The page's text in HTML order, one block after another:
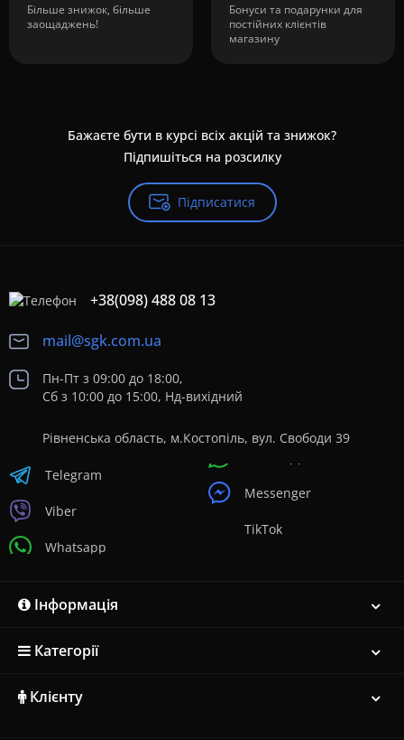
Більше знижок, більше
заощаджень!
Бонуси та подарунки для
постійних клієнтів
магазину
Бажаєте бути в курсі всіх акцій та знижок?
Підпишіться на розсилку
Підписатися
+38(098) 488 08 13
mail@sgk.com.ua
Пн-Пт з 09:00 до 18:00,
Сб з 10:00 до 15:00, Нд-вихідний
Рівненська область, м.Костопіль, вул. Свободи 39
Telegram
Viber
Whatsapp
Messenger
TikTok
Інформація
Категорії
Клієнту